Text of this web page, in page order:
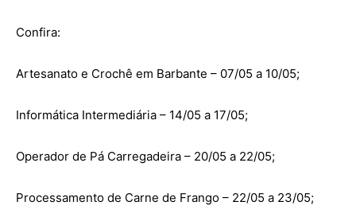
Confira:
Artesanato e Crochê em Barbante – 07/05 a 10/05;
Informática Intermediária – 14/05 a 17/05;
Operador de Pá Carregadeira – 20/05 a 22/05;
Processamento de Carne de Frango – 22/05 a 23/05;